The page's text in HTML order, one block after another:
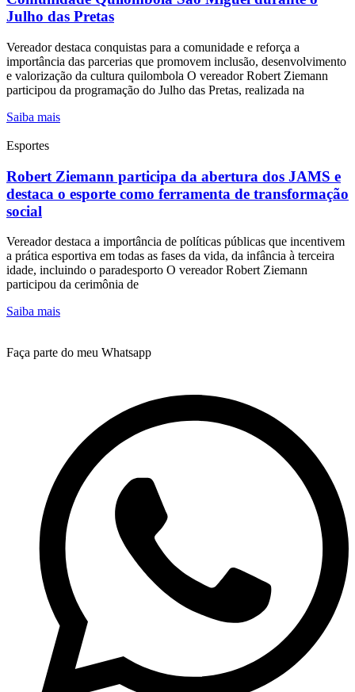
Julho das Pretas
Vereador destaca conquistas para a comunidade e reforça a
importância das parcerias que promovem inclusão, desenvolvimento
e valorização da cultura quilombola O vereador Robert Ziemann
participou da programação do Julho das Pretas, realizada na
Saiba mais
Esportes
Robert Ziemann participa da abertura dos JAMS e
destaca o esporte como ferramenta de transformação
social
Vereador destaca a importância de políticas públicas que incentivem
a prática esportiva em todas as fases da vida, da infância à terceira
idade, incluindo o paradesporto O vereador Robert Ziemann
participou da cerimônia de
Saiba mais
Faça parte do meu Whatsapp